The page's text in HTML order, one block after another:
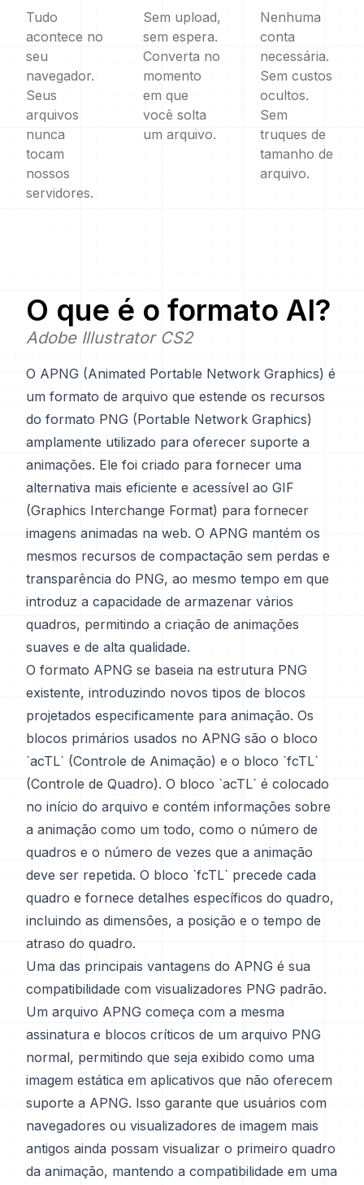
Tudo
acontece no
seu
navegador.
Seus
arquivos
nunca
tocam
nossos
servidores.
Sem upload,
sem espera.
Converta no
momento
em que
você solta
um arquivo.
Nenhuma
conta
necessária.
Sem custos
ocultos.
Sem
truques de
tamanho de
arquivo.
O que é o formato AI?
Adobe Illustrator CS2
O APNG (Animated Portable Network Graphics) é
um formato de arquivo que estende os recursos
do formato PNG (Portable Network Graphics)
amplamente utilizado para oferecer suporte a
animações. Ele foi criado para fornecer uma
alternativa mais eficiente e acessível ao GIF
(Graphics Interchange Format) para fornecer
imagens animadas na web. O APNG mantém os
mesmos recursos de compactação sem perdas e
transparência do PNG, ao mesmo tempo em que
introduz a capacidade de armazenar vários
quadros, permitindo a criação de animações
suaves e de alta qualidade.
O formato APNG se baseia na estrutura PNG
existente, introduzindo novos tipos de blocos
projetados especificamente para animação. Os
blocos primários usados no APNG são o bloco
`acTL` (Controle de Animação) e o bloco `fcTL`
(Controle de Quadro). O bloco `acTL` é colocado
no início do arquivo e contém informações sobre
a animação como um todo, como o número de
quadros e o número de vezes que a animação
deve ser repetida. O bloco `fcTL` precede cada
quadro e fornece detalhes específicos do quadro,
incluindo as dimensões, a posição e o tempo de
atraso do quadro.
Uma das principais vantagens do APNG é sua
compatibilidade com visualizadores PNG padrão.
Um arquivo APNG começa com a mesma
assinatura e blocos críticos de um arquivo PNG
normal, permitindo que seja exibido como uma
imagem estática em aplicativos que não oferecem
suporte a APNG. Isso garante que usuários com
navegadores ou visualizadores de imagem mais
antigos ainda possam visualizar o primeiro quadro
da animação, mantendo a compatibilidade em uma